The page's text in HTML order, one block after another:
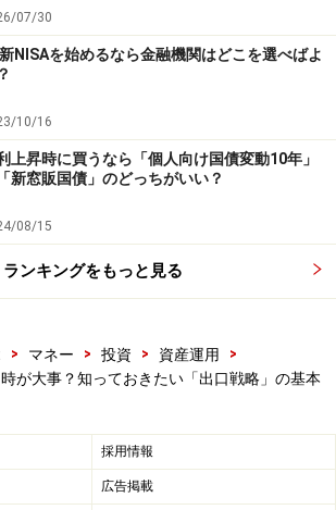
07/30
NISAを始めるなら金融機関はどこを選べばよ
10/16
上昇時に買うなら「個人向け国債変動10年」
新窓販国債」のどっちがいい？
08/15
ランキングをもっと見る
> マネー > 投資 > 資産運用
>
が大事？知っておきたい「出口戦略」の基本
採用情報
広告掲載